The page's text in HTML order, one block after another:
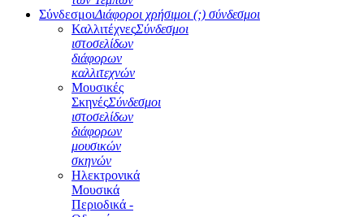
ΣύνδεσμοιΔιάφοροι χρήσιμοι (;) σύνδεσμοι
ΚαλλιτέχνεςΣύνδεσμοι
ιστοσελίδων
διάφορων
καλλιτεχνών
Μουσικές
ΣκηνέςΣύνδεσμοι
ιστοσελίδων
διάφορων
μουσικών
σκηνών
Ηλεκτρονικά
Μουσικά
Περιοδικά -